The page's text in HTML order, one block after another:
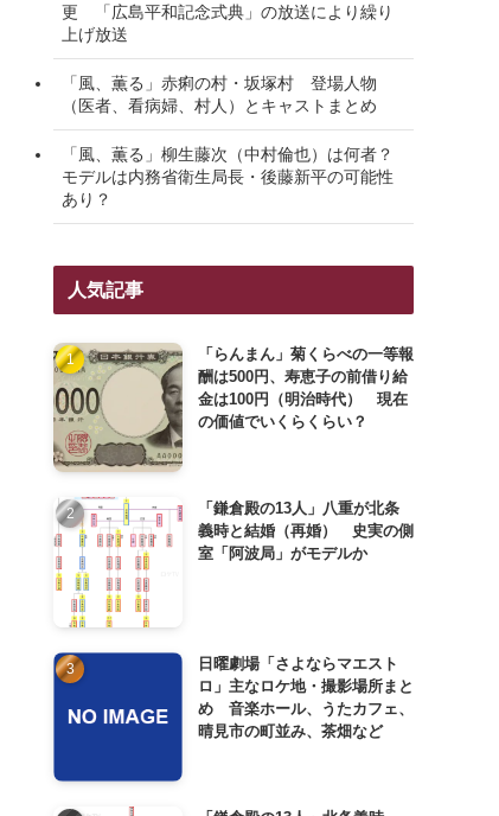
更 「広島平和記念式典」の放送により繰り
上げ放送
「風、薫る」赤痢の村・坂塚村 登場人物
（医者、看病婦、村人）とキャストまとめ
「風、薫る」柳生藤次（中村倫也）は何者？
モデルは内務省衛生局長・後藤新平の可能性
あり？
人気記事
「らんまん」菊くらべの一等報
酬は500円、寿恵子の前借り給
金は100円（明治時代） 現在
の価値でいくらくらい？
「鎌倉殿の13人」八重が北条
義時と結婚（再婚） 史実の側
室「阿波局」がモデルか
日曜劇場「さよならマエスト
ロ」主なロケ地・撮影場所まと
め 音楽ホール、うたカフェ、
晴見市の町並み、茶畑など